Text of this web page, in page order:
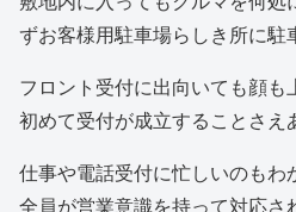
ずお客様用駐車場らしき所に駐
フロント受付に出向いても顔も
初めて受付が成立することさえ
仕事や電話受付に忙しいのもわ
全員が営業意識を持って対応さ